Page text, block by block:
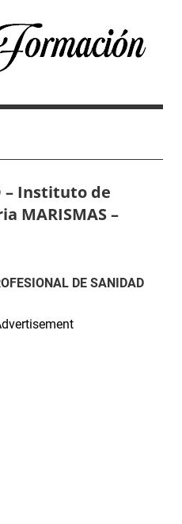
– Instituto de
MARISMAS –
DE SANIDAD